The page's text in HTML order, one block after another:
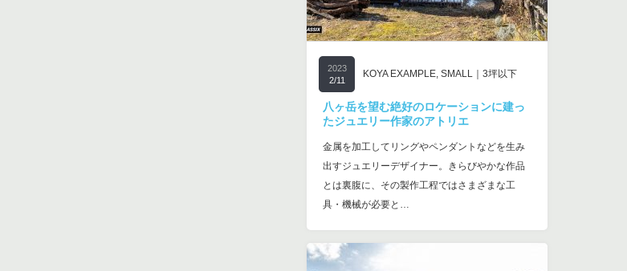
2023
2/11
KOYA EXAMPLE, SMALL｜3坪以下
八ヶ岳を望む絶好のロケーションに建っ
たジュエリー作家のアトリエ
金属を加工してリングやペンダントなどを生み
出すジュエリーデザイナー。きらびやかな作品
とは裏腹に、その製作工程ではさまざまな工
具・機械が必要と…